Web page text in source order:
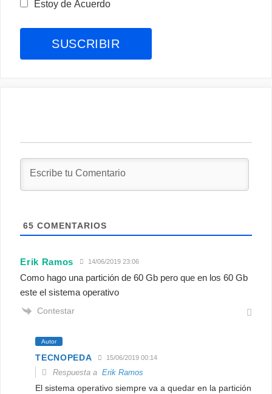
Estoy de Acuerdo
65 COMENTARIOS
Erik Ramos 14/06/2019 23:06
Como hago una partición de 60 Gb pero que en los 60 Gb
este el sistema operativo
Contestar
Autor
TECNOPEDA 15/06/2019 00:14
Respuesta aErik Ramos
El sistema operativo siempre va a quedar en la partición